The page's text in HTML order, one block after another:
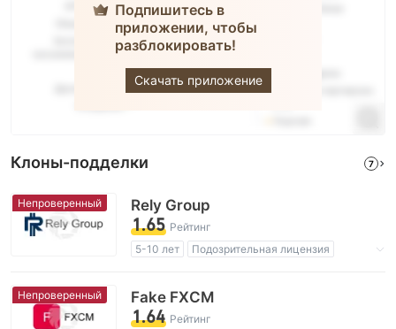
Подпишитесь в
приложении, чтобы
разблокировать!
Скачать приложение
FXCM
Клоны-подделки 7
Непроверенный Rely Group
1.65 Рейтинг
5-10 лет
Подозрительная лицензия
Высокие потенциальные риски
Непроверенный Fake FXCM
1.64 Рейтинг